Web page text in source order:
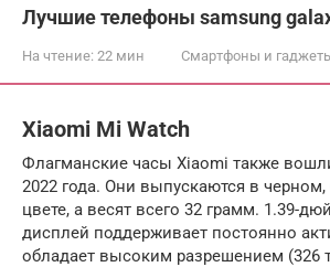
Лучшие телефоны samsung
На чтение: 22 мин Смартфоны и
Xiaomi Mi Watch
Флагманские часы Xiaomi также
2022 года. Они выпускаются в
цвете, а весят всего 32 грамм. 1.39-
дисплей поддерживает постоянно
обладает высоким разрешением (326